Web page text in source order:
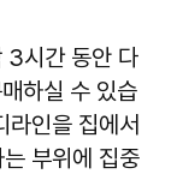
3시간 동안 다
하실 수 있습
인을 집에서
부위에 집중